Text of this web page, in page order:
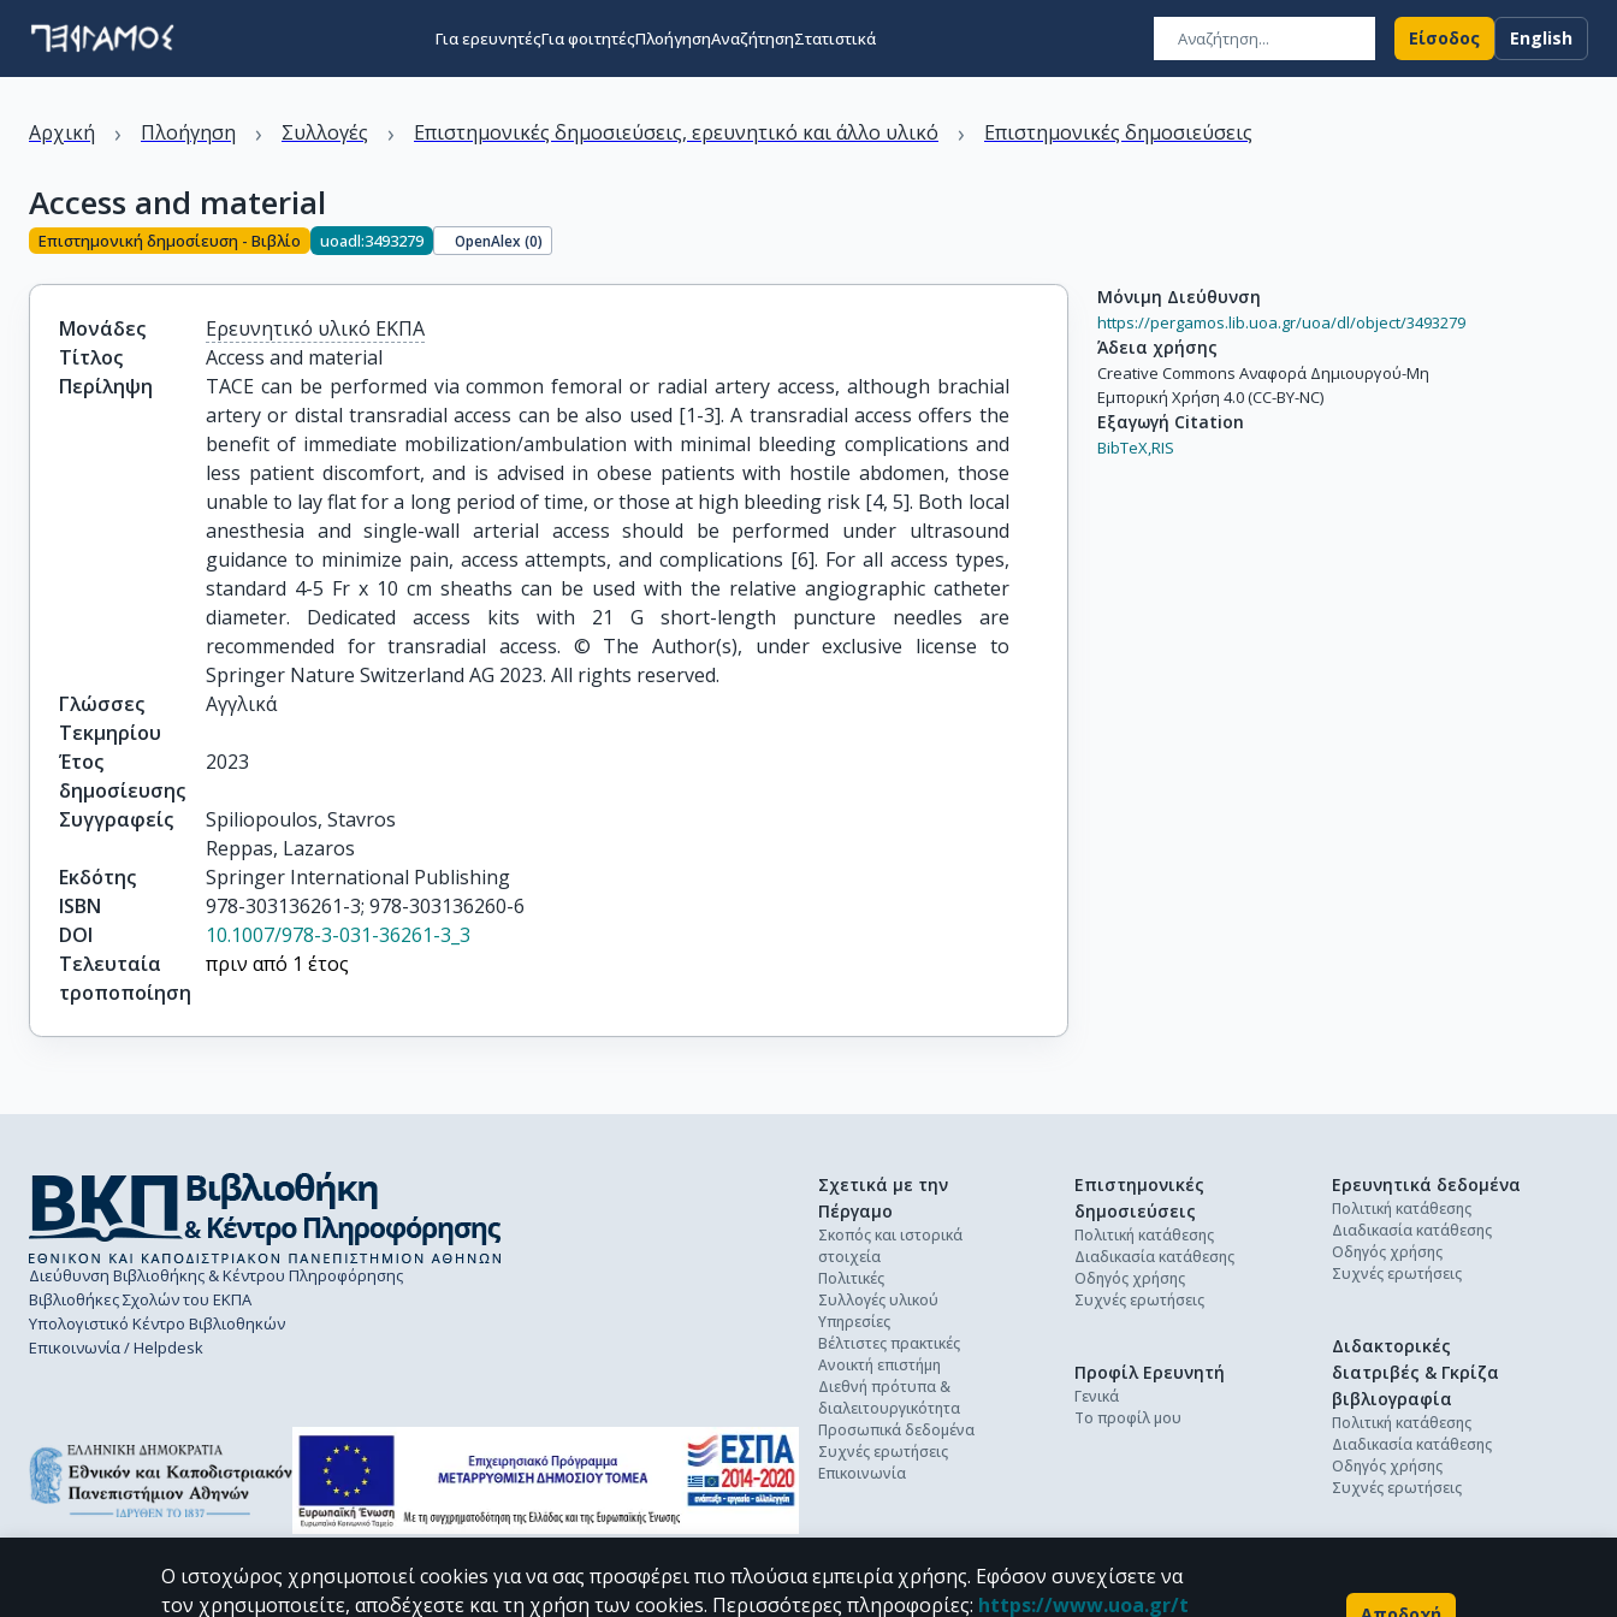
Για ερευνητέςΓια φοιτητέςΠλοήγησηΑναζήτησηΣτατιστικά Είσοδος English
Αρχική › Πλοήγηση › Συλλογές › Επιστημονικές δημοσιεύσεις, ερευνητικό και άλλο υλικό › Επιστημονικές δημοσιεύσεις
Access and material
Επιστημονική δημοσίευση - Βιβλίο uoadl:3493279 OpenAlex (0)
Μονάδες
Ερευνητικό υλικό ΕΚΠΑ
Τίτλος
Access and material
Περίληψη
TACE can be performed via common femoral or radial artery access, although brachial
artery or distal transradial access can be also used [1-3]. A transradial access offers the
benefit of immediate mobilization/ambulation with minimal bleeding complications and
less patient discomfort, and is advised in obese patients with hostile abdomen, those
unable to lay flat for a long period of time, or those at high bleeding risk [4, 5]. Both local
anesthesia and single-wall arterial access should be performed under ultrasound
guidance to minimize pain, access attempts, and complications [6]. For all access types,
standard 4-5 Fr x 10 cm sheaths can be used with the relative angiographic catheter
diameter. Dedicated access kits with 21 G short-length puncture needles are
recommended for transradial access. © The Author(s), under exclusive license to
Springer Nature Switzerland AG 2023. All rights reserved.
Γλώσσες
Τεκμηρίου
Αγγλικά
Έτος
δημοσίευσης
2023
Συγγραφείς
Spiliopoulos, Stavros
Reppas, Lazaros
Εκδότης
Springer International Publishing
ISBN
978-303136261-3; 978-303136260-6
DOI
10.1007/978-3-031-36261-3_3
Τελευταία
τροποποίηση
πριν από 1 έτος
Μόνιμη Διεύθυνση
https://pergamos.lib.uoa.gr/uoa/dl/object/3493279
Άδεια χρήσης
Creative Commons Αναφορά Δημιουργού-Μη
Εμπορική Χρήση 4.0 (CC-BY-NC)
Εξαγωγή Citation
BibTeX,RIS
Διεύθυνση Βιβλιοθήκης & Κέντρου Πληροφόρησης
Βιβλιοθήκες Σχολών του ΕΚΠΑ
Υπολογιστικό Κέντρο Βιβλιοθηκών
Επικοινωνία / Helpdesk
Σχετικά με την
Πέργαμο
Σκοπός και ιστορικά
στοιχεία
Πολιτικές
Συλλογές υλικού
Υπηρεσίες
Βέλτιστες πρακτικές
Ανοικτή επιστήμη
Διεθνή πρότυπα &
διαλειτουργικότητα
Προσωπικά δεδομένα
Συχνές ερωτήσεις
Επικοινωνία
Επιστημονικές
δημοσιεύσεις
Πολιτική κατάθεσης
Διαδικασία κατάθεσης
Οδηγός χρήσης
Συχνές ερωτήσεις
Ερευνητικά δεδομένα
Πολιτική κατάθεσης
Διαδικασία κατάθεσης
Οδηγός χρήσης
Συχνές ερωτήσεις
Διδακτορικές
διατριβές & Γκρίζα
βιβλιογραφία
Πολιτική κατάθεσης
Διαδικασία κατάθεσης
Οδηγός χρήσης
Συχνές ερωτήσεις
Προφίλ Ερευνητή
Γενικά
Το προφίλ μου
Ο ιστοχώρος χρησιμοποιεί cookies για να σας προσφέρει πιο πλούσια εμπειρία χρήσης. Εφόσον συνεχίσετε να
τον χρησιμοποιείτε, αποδέχεστε και τη χρήση των cookies. Περισσότερες πληροφορίες: https://www.uoa.gr/t